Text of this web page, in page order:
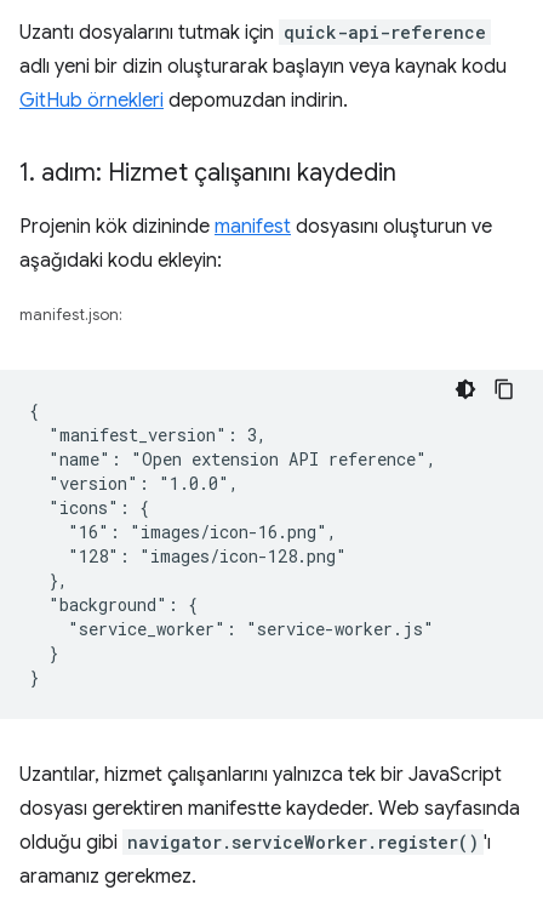
Uzantı dosyalarını tutmak için quick-api-reference
adlı yeni bir dizin oluşturarak başlayın veya kaynak kodu
GitHub örnekleri depomuzdan indirin.
1. adım: Hizmet çalışanını kaydedin
Projenin kök dizininde manifest dosyasını oluşturun ve
aşağıdaki kodu ekleyin:
manifest.json:
{
  "manifest_version": 3,
  "name": "Open extension API reference",
  "version": "1.0.0",
  "icons": {
    "16": "images/icon-16.png",
    "128": "images/icon-128.png"
  },
  "background": {
    "service_worker": "service-worker.js"
  }
Uzantılar, hizmet çalışanlarını yalnızca tek bir JavaScript
dosyası gerektiren manifestte kaydeder. Web sayfasında
olduğu gibi navigator.serviceWorker.register() 'ı
aramanız gerekmez.